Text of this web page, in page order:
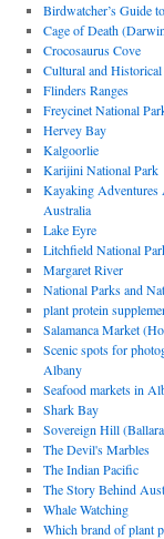
Birdwatcher’s Guide
Cage of Death
Crocosaurus Cove
Cultural and Historical
Flinders Ranges
Freycinet National
Hervey Bay
Kalgoorlie
Karijini National Park
Kayaking Adventures
Australia
Lake Eyre
Litchfield National
Margaret River
National Parks and
plant protein
Salamanca Market
Scenic spots for
Albany
Seafood markets in
Shark Bay
Sovereign Hill
The Devil's Marbles
The Indian Pacific
The Story Behind
Whale Watching
Which brand of plant